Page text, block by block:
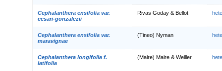
Cephalanthera ensifolia var.
cesari-gonzalezii
Rivas Goday & Bellot
Cephalanthera ensifolia var.
maravignae
(Tineo) Nyman
Cephalanthera longifolia f.
latifolia
(Maire) Maire & Weiller